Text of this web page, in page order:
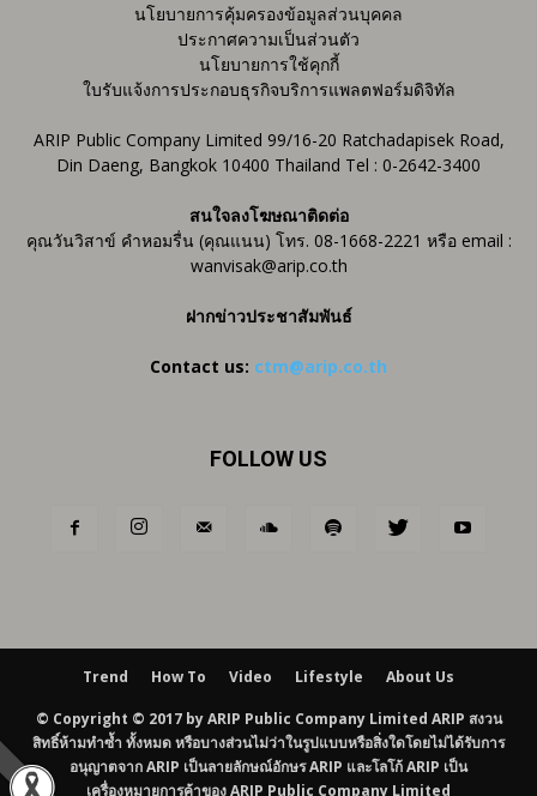
นโยบายการคุ้มครองข้อมูลส่วนบุคคล
ประกาศความเป็นส่วนตัว
นโยบายการใช้คุกกี้
ใบรับแจ้งการประกอบธุรกิจบริการแพลตฟอร์มดิจิทัล
ARIP Public Company Limited 99/16-20 Ratchadapisek Road,
Din Daeng, Bangkok 10400 Thailand Tel : 0-2642-3400
สนใจลงโฆษณาติดต่อ
คุณวันวิสาข์ คำหอมรื่น (คุณแนน) โทร. 08-1668-2221 หรือ email :
wanvisak@arip.co.th
ฝากข่าวประชาสัมพันธ์
Contact us: ctm@arip.co.th
FOLLOW US
Trend How To Video Lifestyle About Us
© Copyright © 2017 by ARIP Public Company Limited ARIP สงวน
สิทธิ์ห้ามทำซ้ำ ทั้งหมด หรือบางส่วนไม่ว่าในรูปแบบหรือสิ่งใดโดยไม่ได้รับการ
อนุญาตจาก ARIP เป็นลายลักษณ์อักษร ARIP และโลโก้ ARIP เป็น
เครื่องหมายการค้าของ ARIP Public Company Limited